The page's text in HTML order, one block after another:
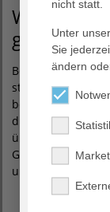
Wer stellt
Bei Patienten, die
stellt der dortige
betreuenden
durch Hausärzte
über einen
und
nicht statt.
Unter
Sie
ändern